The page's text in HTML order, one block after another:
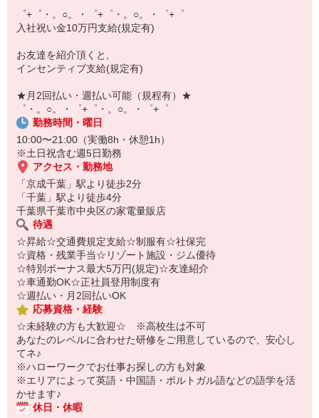
▼人気案件も多数♪
短期・期間限定・オープニング・官公庁案件
上場/優良/大手企業など
【スマホ面接実施中】
￣￣￣￣￣￣￣￣￣
自宅に居ながらスマホでカンタン面接OK！
オンライン面談なのでスピード対応。
゜+゜・。○。・゜+゜・。○。・゜+゜
入社祝い金10万円支給(規定有)
お友達を紹介頂くと,
インセンティブ支給(規定有)
★月2回払い・週払い可能（規程有）★
゜・。○。・゜+゜・。○。・゜+゜
勤務時間・曜日
10:00〜21:00（実働8h・休憩1h）
※土日祝含む週5日勤務
アクセス・勤務地
「京成千葉」駅より徒歩2分
「千葉」駅より徒歩4分
千葉県千葉市中央区の家電量販店
待遇
☆昇給☆交通費規定支給☆制服有☆社保完
☆資格・残業手当☆リゾート施設・ジム優待
☆特別ボーナス最大5万円(規定)☆友達紹介
☆車通勤OK☆正社員登用制度有
☆週払い・月2回払いOK
応募資格・経験
☆未経験の方も大歓迎☆ ※高校生は不可
あなたのレベルに合わせた研修をご用意しているので、安心し
てネ♪
※ハローワークでお仕事お探しの方も対象
※エリアによって英語・中国語・ポルトガル語などの語学を活
かせます♪
休日・休暇